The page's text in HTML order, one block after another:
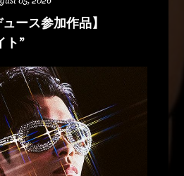
ース参加作品】
ト”